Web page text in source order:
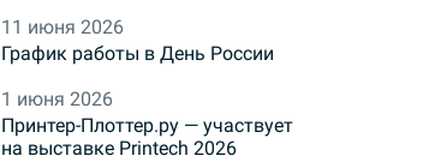
11 июня 2026
График работы в День России
1 июня 2026
Принтер-Плоттер.ру — участвует
на выставке Printech 2026